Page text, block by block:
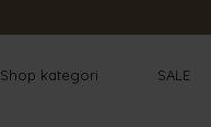
Shop kategori SALE